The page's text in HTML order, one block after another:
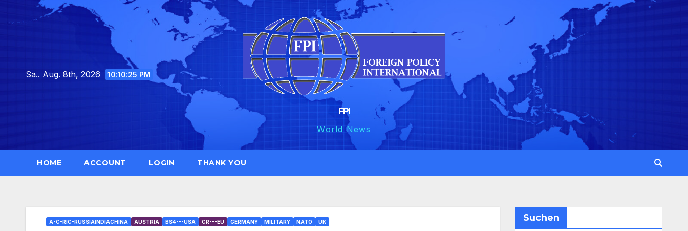
Sa.. Aug. 8th, 2026 10:10:26 PM
FPI
World News
HOME ACCOUNT LOGIN THANK YOU
A-C-RIC-RUSSIAINDIACHINA AUSTRIA BS4---USA CR---EU GERMANY MILITARY NATO UK Suchen